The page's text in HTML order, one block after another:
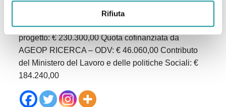
Rifiuta
2017 n. 205 e s.M.I.– Anno 2025
Durata progetto: 09/02/2026 – 09/08/2027. Costo del
progetto: € 230.300,00 Quota cofinanziata da
AGEOP RICERCA – ODV: € 46.060,00 Contributo
del Ministero del Lavoro e delle politiche Sociali: €
184.240,00